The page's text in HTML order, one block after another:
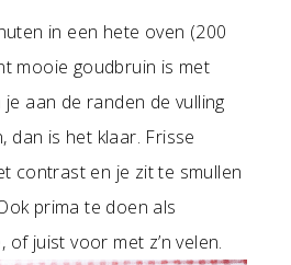
in een hete oven (200
mooie goudbruin is met
aan de randen de vulling
dan is het klaar. Frisse
contrast en je zit te smullen
prima te doen als
juist voor met z’n velen.